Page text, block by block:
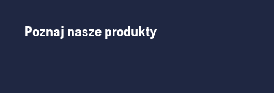
Poznaj nasze produkty